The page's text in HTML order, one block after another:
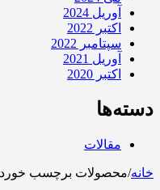
آوریل 2024
اکتبر 2022
سپتامبر 2022
آوریل 2021
اکتبر 2020
دسته‌ها
مقالات
خانه/محصولات برچسب